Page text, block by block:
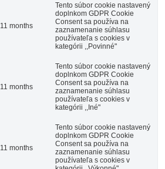
11 months
Tento súbor cookie nastavený
doplnkom GDPR Cookie
Consent sa používa na
zaznamenanie súhlasu
používateľa s cookies v
kategórii ,,Povinné"
11 months
Tento súbor cookie nastavený
doplnkom GDPR Cookie
Consent sa používa na
zaznamenanie súhlasu
používateľa s cookies v
kategórii ,,Iné"
11 months
Tento súbor cookie nastavený
doplnkom GDPR Cookie
Consent sa používa na
zaznamenanie súhlasu
používateľa s cookies v